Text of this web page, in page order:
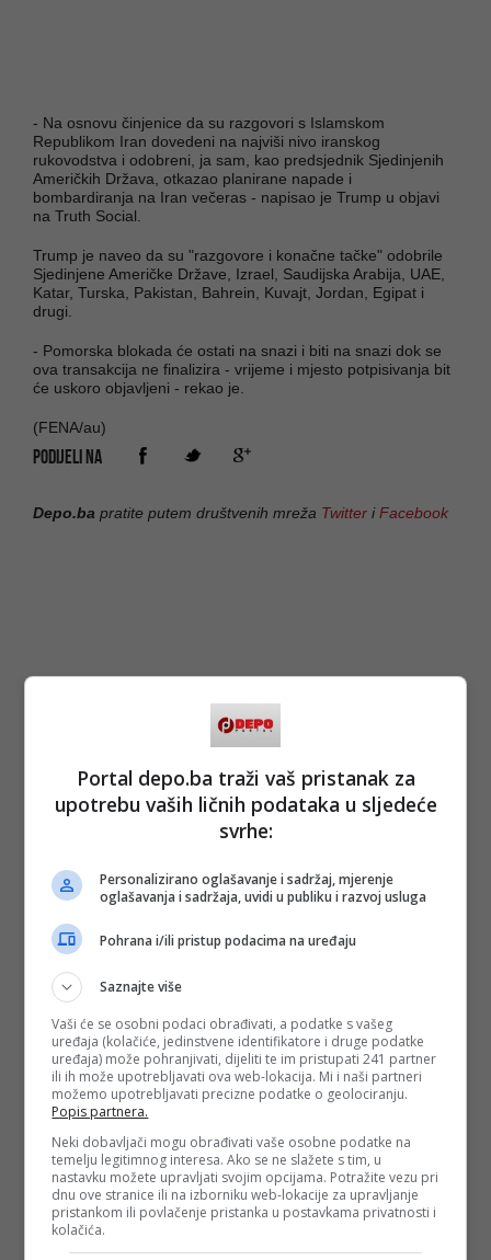
- Na osnovu činjenice da su razgovori s Islamskom
Republikom Iran dovedeni na najviši nivo iranskog
rukovodstva i odobreni, ja sam, kao predsjednik Sjedinjenih
Američkih Država, otkazao planirane napade i
bombardiranja na Iran večeras - napisao je Trump u objavi
na Truth Social.
Trump je naveo da su "razgovore i konačne tačke" odobrile
Sjedinjene Američke Države, Izrael, Saudijska Arabija, UAE,
Katar, Turska, Pakistan, Bahrein, Kuvajt, Jordan, Egipat i
drugi.
- Pomorska blokada će ostati na snazi ​​​​i biti na snazi ​​​​dok se
ova transakcija ne finalizira - vrijeme i mjesto potpisivanja bit
će uskoro objavljeni - rekao je.
(FENA/au)
PODIJELI NA
Depo.ba pratite putem društvenih mreža Twitter iFacebook
Portal depo.ba traži vaš pristanak za
upotrebu vaših ličnih podataka u sljedeće
svrhe:
Personalizirano oglašavanje i sadržaj, mjerenje
oglašavanja i sadržaja, uvidi u publiku i razvoj usluga
Pohrana i/ili pristup podacima na uređaju
Saznajte više
Vaši će se osobni podaci obrađivati, a podatke s vašeg
uređaja (kolačiće, jedinstvene identifikatore i druge podatke
uređaja) može pohranjivati, dijeliti te im pristupati 241 partner
ili ih može upotrebljavati ova web-lokacija. Mi i naši partneri
možemo upotrebljavati precizne podatke o geolociranju.
Popis partnera.
Neki dobavljači mogu obrađivati vaše osobne podatke na
temelju legitimnog interesa. Ako se ne slažete s tim, u
nastavku možete upravljati svojim opcijama. Potražite vezu pri
dnu ove stranice ili na izborniku web-lokacije za upravljanje
pristankom ili povlačenje pristanka u postavkama privatnosti i
kolačića.